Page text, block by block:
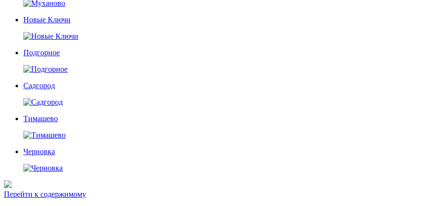
Новые Ключи
Подгорное
Садгород
Тимашево
Черновка
Перейти к содержимому